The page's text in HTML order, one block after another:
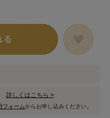
る
詳しくはこちら >
フォームからお申し込みください。